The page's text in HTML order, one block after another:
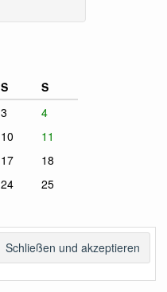
S
S
3
4
10
11
17
18
24
25